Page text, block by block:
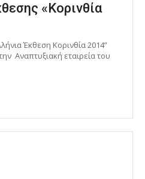
«Κορινθία
Έκθεση Κορινθία 2014”
Αναπτυξιακή εταιρεία του